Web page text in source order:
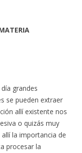
grandes
se pueden extraer
allí existente nos
o quizás muy
la importancia de
procesar la